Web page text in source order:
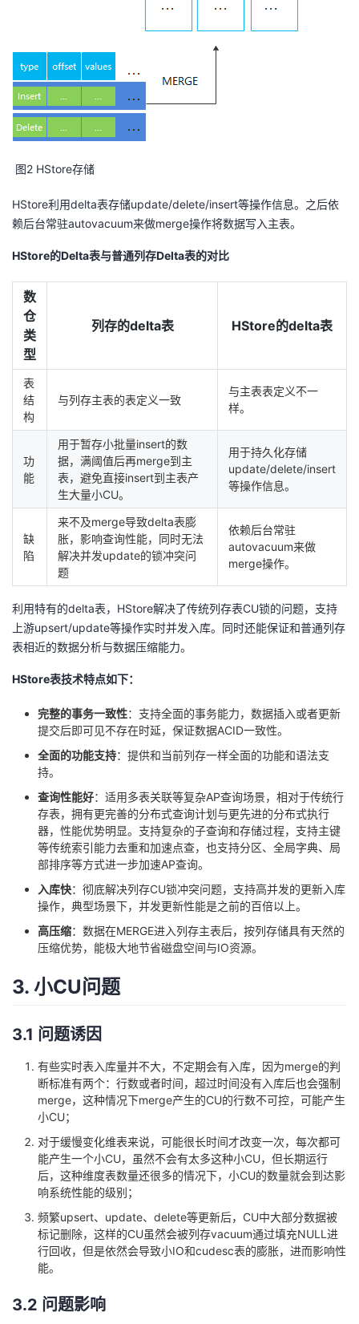
​ 图2 HStore存储
HStore利用delta表存储update/delete/insert等操作信息。之后依
赖后台常驻autovacuum来做merge操作将数据写入主表。
HStore的Delta表与普通列存Delta表的对比
数
仓
类
型
列存的delta表 HStore的delta表
表
结
构
与列存主表的表定义一致
与主表表定义不一
样。
功
能
用于暂存小批量insert的数
据，满阈值后再merge到主
表，避免直接insert到主表产
生大量小CU。
用于持久化存储
update/delete/insert
等操作信息。
缺
陷
来不及merge导致delta表膨
胀，影响查询性能，同时无法
解决并发update的锁冲突问
题
依赖后台常驻
autovacuum来做
merge操作。
利用特有的delta表，HStore解决了传统列存表CU锁的问题，支持
上游upsert/update等操作实时并发入库。同时还能保证和普通列存
表相近的数据分析与数据压缩能力。
HStore表技术特点如下：
完整的事务一致性：支持全面的事务能力，数据插入或者更新
提交后即可见不存在时延，保证数据ACID一致性。
全面的功能支持：提供和当前列存一样全面的功能和语法支
持。
查询性能好：适用多表关联等复杂AP查询场景，相对于传统行
存表，拥有更完善的分布式查询计划与更先进的分布式执行
器，性能优势明显。支持复杂的子查询和存储过程，支持主键
等传统索引能力去重和加速点查，也支持分区、全局字典、局
部排序等方式进一步加速AP查询。
入库快：彻底解决列存CU锁冲突问题，支持高并发的更新入库
操作，典型场景下，并发更新性能是之前的百倍以上。
高压缩：数据在MERGE进入列存主表后，按列存储具有天然的
压缩优势，能极大地节省磁盘空间与IO资源。
3. 小CU问题
3.1 问题诱因
有些实时表入库量并不大，不定期会有入库，因为merge的判
断标准有两个：行数或者时间，超过时间没有入库后也会强制
merge，这种情况下merge产生的CU的行数不可控，可能产生
小CU；
对于缓慢变化维表来说，可能很长时间才改变一次，每次都可
能产生一个小CU，虽然不会有太多这种小CU，但长期运行
后，这种维度表数量还很多的情况下，小CU的数量就会到达影
响系统性能的级别；
频繁upsert、update、delete等更新后，CU中大部分数据被
标记删除，这样的CU虽然会被列存vacuum通过填充NULL进
行回收，但是依然会导致小IO和cudesc表的膨胀，进而影响性
能。
3.2 问题影响